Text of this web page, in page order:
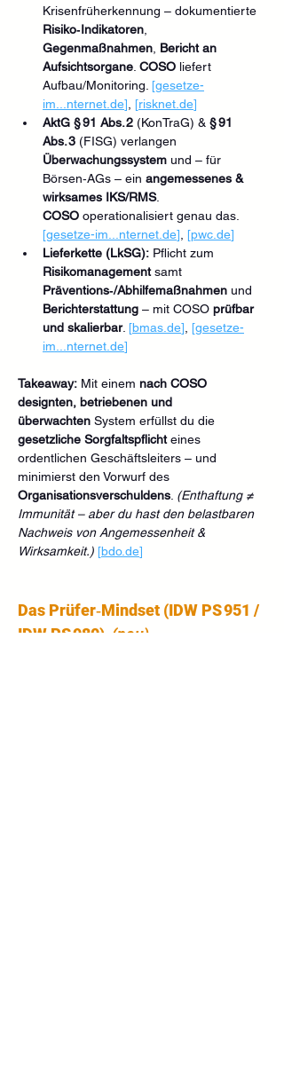
Krisenfrüherkennung – dokumentierte
Risiko‑Indikatoren
Gegenmaßnahmen Bericht an
Aufsichtsorgane COSO liefert
Aufbau/Monitoring. [gesetze-
im... nternet.de] [risknet.de]
AktG § 91 Abs. 2 (KonTraG) & § 91
Abs. 3 (FISG) verlangen
Überwachungssystem und – für
Börsen‑AGs – ein angemessenes &
wirksames IKS/RMS.
COSO operationalisiert genau das.
[gesetze-im... nternet.de] [pwc.de]
Lieferkette (LkSG): Pflicht zum
Risikomanagement samt
Präventions‑/Abhilfemaßnahmen und
Berichterstattung – mit COSO prüfbar
und skalierbar. [bmas.de] [gesetze-
im... nternet.de]
Takeaway: Mit einem nach COSO
designten, betriebenen und
überwachten System erfüllst du die
gesetzliche Sorgfaltspflicht eines
ordentlichen Geschäftsleiters – und
minimierst den Vorwurf des
Organisationsverschuldens (Enthaftung ≠
Immunität – aber du hast den belastbaren
Nachweis von Angemessenheit &
Wirksamkeit.) [bdo.de]
Das Prüfer‑Mindset (IDW PS 951 /
IDW PS 980) (neu)